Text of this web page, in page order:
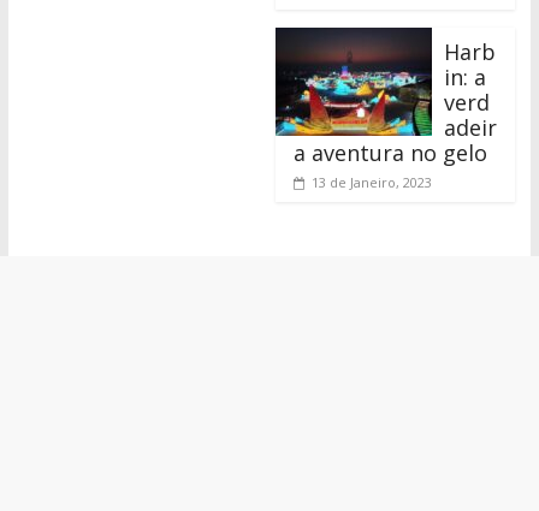
Harb
in: a
verd
adeir
a aventura no gelo
13 de Janeiro, 2023